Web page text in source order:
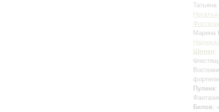
Марина
Шопен:
Пуленк:
Белов: